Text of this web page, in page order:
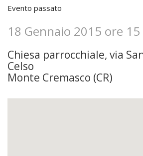
Evento passato
18 Gennaio 2015 ore 15
Chiesa parrocchiale, via
Celso
Monte Cremasco (CR)